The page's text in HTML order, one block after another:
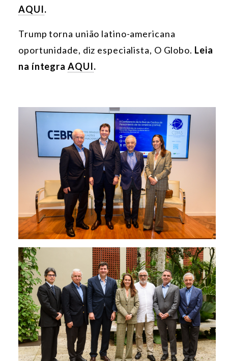
AQUI.
Trump torna união latino-americana
oportunidade, diz especialista, O Globo. Leia
na íntegra AQUI.